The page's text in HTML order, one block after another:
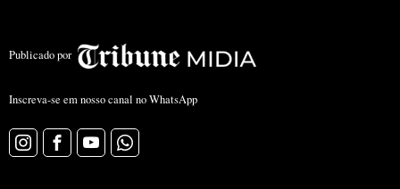
Publicado por
Inscreva-se em nosso canal no WhatsApp